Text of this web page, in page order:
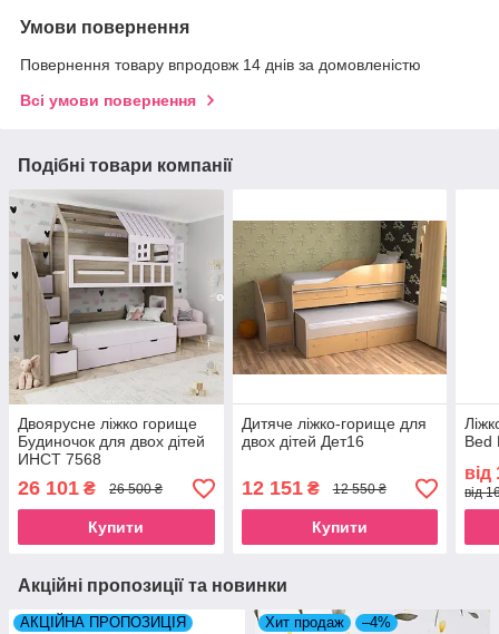
Умови повернення
Повернення товару впродовж 14 днів за домовленістю
Всі умови повернення
Подібні товари компанії
Двоярусне ліжко горище
Будиночок для двох дітей
ИНСТ 7568
26 101 ₴ 26 500 ₴
Купити
Дитяче ліжко-горище для
двох дітей Дет16
12 151₴ 12 550 ₴
Купити
Bed
від
від
Акційні пропозиції та новинки
АКЦІЙНА ПРОПОЗИЦІЯ
Хит продаж –4%